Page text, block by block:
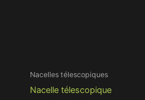
Nacelles télescopiques
Nacelle télescopique